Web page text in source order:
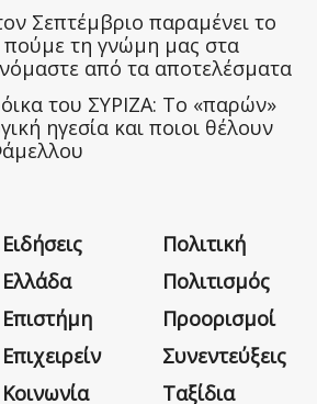
Σεπτέμβριο παραμένει το
τη γνώμη μας στα
από τα αποτελέσματα
του ΣΥΡΙΖΑ: Το «παρών»
ηγεσία και ποιοι θέλουν
Ειδήσεις
Ελλάδα
Επιστήμη
Επιχειρείν
Κοινωνία
Πολιτική
Πολιτισμός
Προορισμοί
Συνεντεύξεις
Ταξίδια